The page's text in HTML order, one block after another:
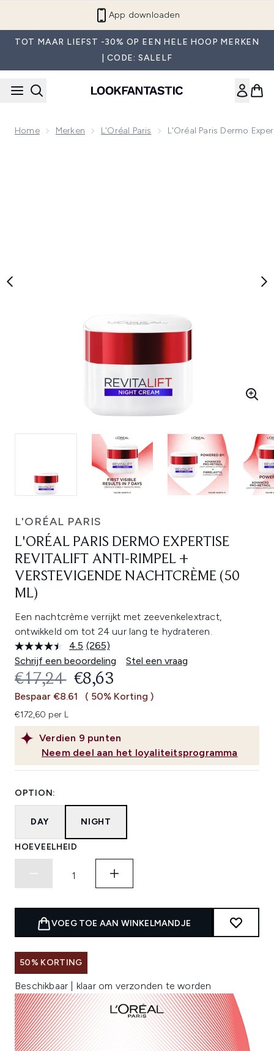
App downloaden
TOT MAAR LIEFST -30% OP EEN HELE HOOP MERKEN
| CODE: SALELF
Home Merken L'Oréal Paris L'Oréal Paris Dermo
L'ORÉAL PARIS
L'ORÉAL PARIS DERMO EXPERTISE
REVITALIFT ANTI-RIMPEL +
VERSTEVIGENDE NACHTCRÈME (50
ML)
Een nachtcrème verrijkt met zeevenkelextract,
ontwikkeld om tot 24 uur lang te hydrateren.
4.5 Lees
265
beoordelingen.
Dezelfde
paginalink.
(265)
Schrijf een beoordeling
Stel een vraag
Verdien 9 punten
Neem deel aan het loyaliteitsprogramma
RECOMMENDED RETAIL PRICE:
€17,24 HUIDIGE PRIJS:
€8,63
Bespaar €8.61 ( 50% Korting )
€172,60 per L
OPTION:
DAY NIGHT
HOEVEELHEID
VOEG TOE AAN WINKELMANDJE
50% KORTING
Beschikbaar | klaar om verzonden te worden